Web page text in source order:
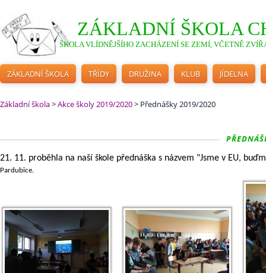
ZÁKLADNÍ ŠKOLA
ŠKOLA VLÍDNĚJŠÍHO ZACHÁZENÍ SE ZEMÍ, VČETNĚ
ZÁKLADNÍ ŠKOLA TŘÍDY DRUŽINA KLUB JÍDELNA
Základní škola>Akce školy 2019/2020> Přednášky 2019/2020
21. 11. proběhla na naší škole přednáška s názvem "Jsme v EU,
Pardubice.